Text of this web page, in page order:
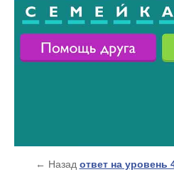
← Назад ответ на уровень